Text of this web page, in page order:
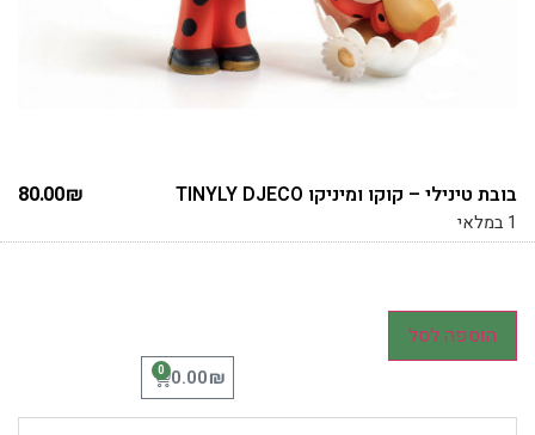
בובת טינילי – קוקו ומיניקו TINYLY DJECO 80.00₪
1 במלאי
הוספה לסל
0.00₪
0